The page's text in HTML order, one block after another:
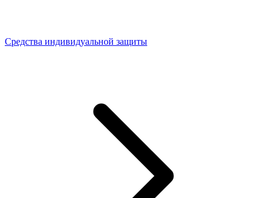
Средства индивидуальной защиты